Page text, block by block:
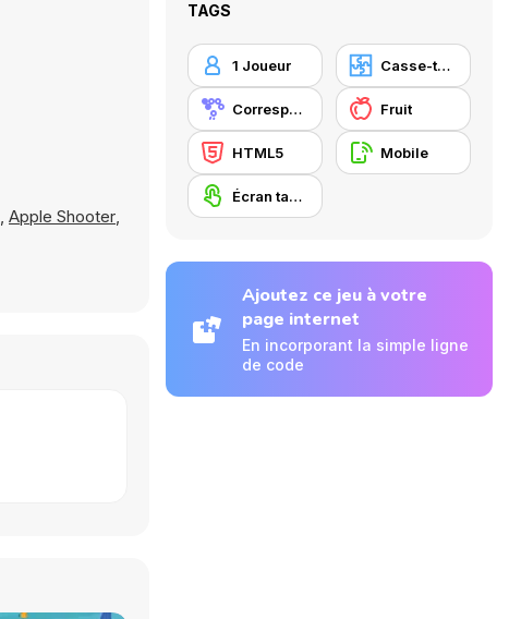
, Apple Shooter,
TAGS
1 Joueur Casse-tête
Correspondance Fruit
HTML5 Mobile
Écran tactile
Ajoutez ce jeu à votre
page internet
En incorporant la simple ligne
de code